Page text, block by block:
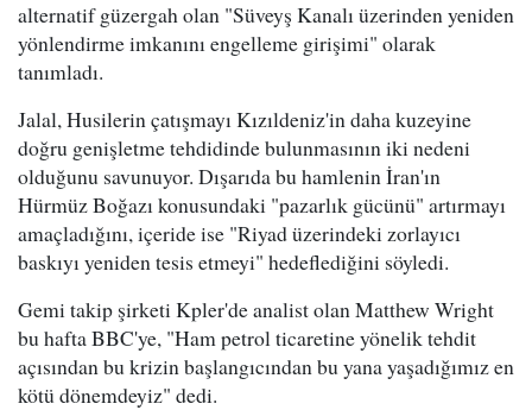
alternatif güzergah olan "Süveyş Kanalı üzerinden yeniden
yönlendirme imkanını engelleme girişimi" olarak
tanımladı.
Jalal, Husilerin çatışmayı Kızıldeniz'in daha kuzeyine
doğru genişletme tehdidinde bulunmasının iki nedeni
olduğunu savunuyor. Dışarıda bu hamlenin İran'ın
Hürmüz Boğazı konusundaki "pazarlık gücünü" artırmayı
amaçladığını, içeride ise "Riyad üzerindeki zorlayıcı
baskıyı yeniden tesis etmeyi" hedeflediğini söyledi.
Gemi takip şirketi Kpler'de analist olan Matthew Wright
bu hafta BBC'ye, "Ham petrol ticaretine yönelik tehdit
açısından bu krizin başlangıcından bu yana yaşadığımız en
kötü dönemdeyiz" dedi.